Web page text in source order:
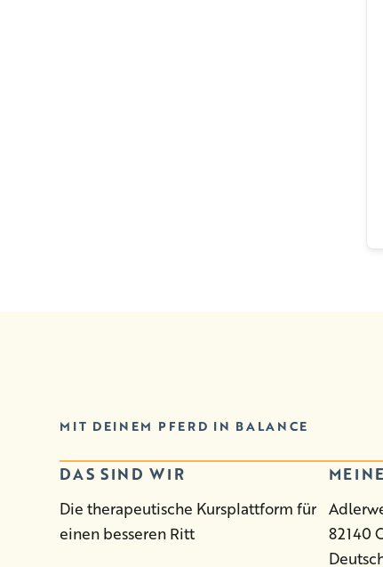
MIT DEINEM PFERD IN BALANCE
DAS SIND WIR
Die therapeutische Kursplattform für
einen besseren Ritt
82140